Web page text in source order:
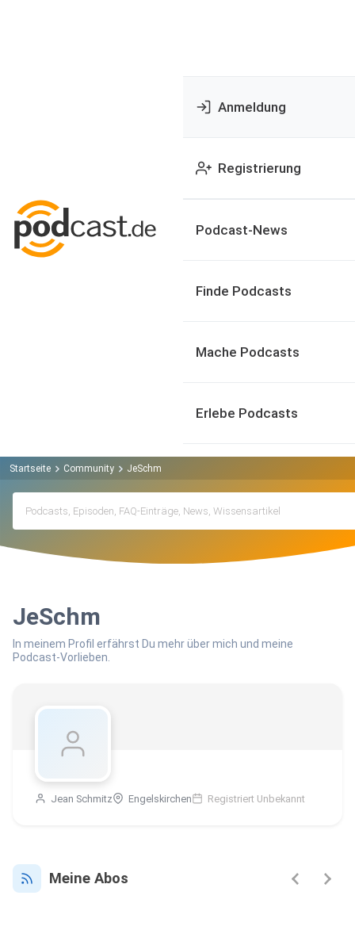
Anmeldung
Registrierung
Podcast-News
Finde Podcasts
Mache Podcasts
Erlebe Podcasts
Startseite Community JeSchm
JeSchm
In meinem Profil erfährst Du mehr über mich und meine
Podcast-Vorlieben.
Jean Schmitz Engelskirchen Registriert Unbekannt
Meine Abos